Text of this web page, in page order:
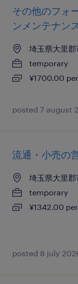
その他のフォ
ンメンテナン
埼玉県大里
temporary
¥1700.00
posted 7 august
流通・小売の
埼玉県大里
temporary
¥1342.00
posted 8 july